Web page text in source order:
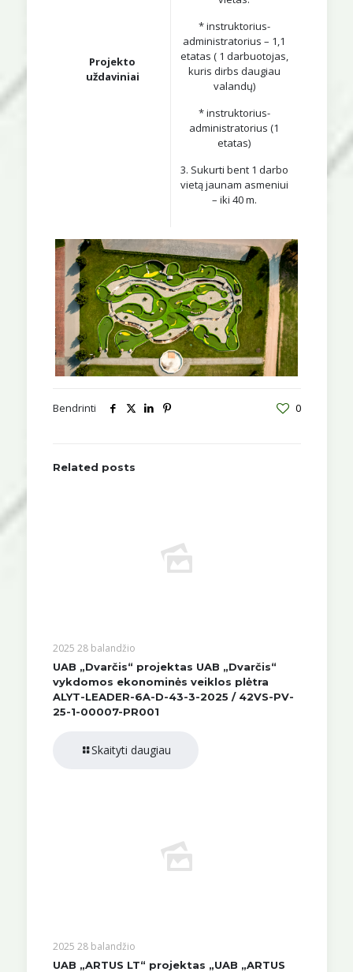
Projekto
uždaviniai
* instruktorius-
administratorius – 1,1
etatas ( 1 darbuotojas,
kuris dirbs daugiau
valandų)
* instruktorius-
administratorius (1
etatas)
3. Sukurti bent 1 darbo
vietą jaunam asmeniui
– iki 40 m.
Bendrinti 0
Related posts
2025 28 balandžio
UAB „Dvarčis“ projektas UAB „Dvarčis“
vykdomos ekonominės veiklos plėtra
ALYT-LEADER-6A-D-43-3-2025 / 42VS-PV-
25-1-00007-PR001
Skaityti daugiau
2025 28 balandžio
UAB „ARTUS LT“ projektas „UAB „ARTUS